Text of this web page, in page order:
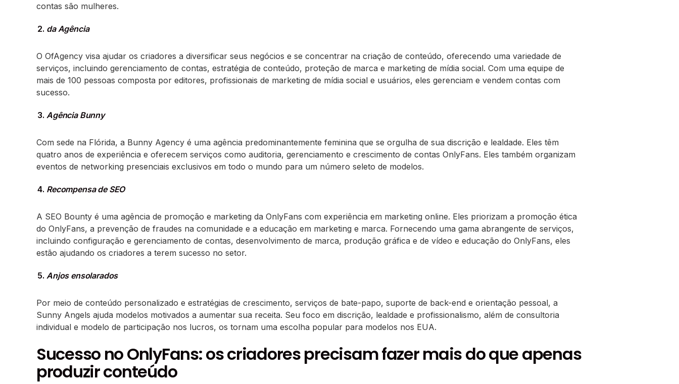
contas são mulheres.
da Agência
O OfAgency visa ajudar os criadores a diversificar seus negócios e se concentrar na criação de conteúdo, oferecendo uma variedade de
serviços, incluindo gerenciamento de contas, estratégia de conteúdo, proteção de marca e marketing de mídia social. Com uma equipe de
mais de 100 pessoas composta por editores, profissionais de marketing de mídia social e usuários, eles gerenciam e vendem contas com
sucesso.
Agência Bunny
Com sede na Flórida, a Bunny Agency é uma agência predominantemente feminina que se orgulha de sua discrição e lealdade. Eles têm
quatro anos de experiência e oferecem serviços como auditoria, gerenciamento e crescimento de contas OnlyFans. Eles também organizam
eventos de networking presenciais exclusivos em todo o mundo para um número seleto de modelos.
Recompensa de SEO
A SEO Bounty é uma agência de promoção e marketing da OnlyFans com experiência em marketing online. Eles priorizam a promoção ética
do OnlyFans, a prevenção de fraudes na comunidade e a educação em marketing e marca. Fornecendo uma gama abrangente de serviços,
incluindo configuração e gerenciamento de contas, desenvolvimento de marca, produção gráfica e de vídeo e educação do OnlyFans, eles
estão ajudando os criadores a terem sucesso no setor.
Anjos ensolarados
Por meio de conteúdo personalizado e estratégias de crescimento, serviços de bate-papo, suporte de back-end e orientação pessoal, a
Sunny Angels ajuda modelos motivados a aumentar sua receita. Seu foco em discrição, lealdade e profissionalismo, além de consultoria
individual e modelo de participação nos lucros, os tornam uma escolha popular para modelos nos EUA.
Sucesso no OnlyFans: os criadores precisam fazer mais do que apenas
produzir conteúdo